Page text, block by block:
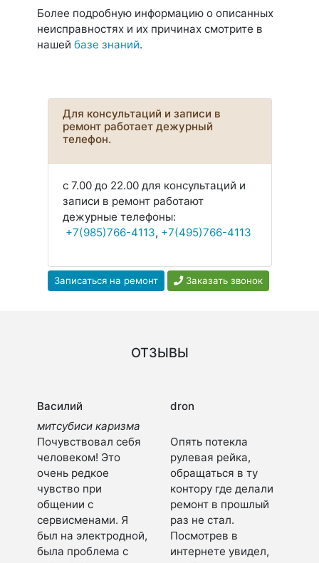
Более подробную информацию о описанных
неисправностях и их причинах смотрите в
нашей базе знаний.
Для консультаций и записи в
ремонт работает дежурный
телефон.
с 7.00 до 22.00 для консультаций и
записи в ремонт работают
дежурные телефоны:
+7(985)766-4113, +7(495)766-4113
Записаться на ремонт Заказать звонок
ОТЗЫВЫ
Василий
митсубиси каризма
Почувствовал себя
человеком! Это
очень редкое
чувство при
общении с
сервисменами. Я
был на электродной,
была проблема с
dron
Опять потекла
рулевая рейка,
обращаться в ту
контору где делали
ремонт в прошлый
раз не стал.
Посмотрев в
интернете увидел,